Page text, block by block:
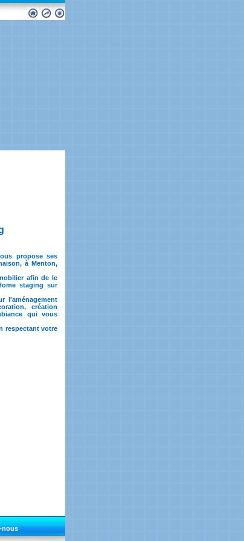
propose ses
à Menton,
afin de le
staging sur
l'aménagement
création
qui vous
respectant votre
nous